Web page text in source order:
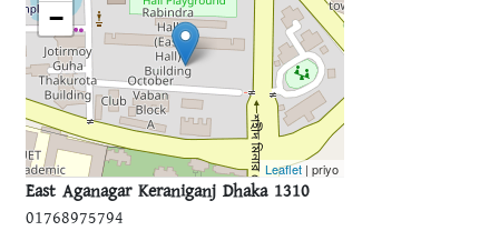
−
Leaflet | priyo
East Aganagar Keraniganj Dhaka 1310
01768975794